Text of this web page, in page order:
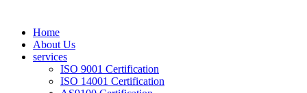
Home
About Us
services
ISO 9001 Certification
ISO 14001 Certification